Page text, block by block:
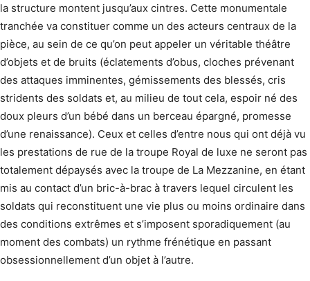
la structure montent jusqu’aux cintres. Cette monumentale
tranchée va constituer comme un des acteurs centraux de la
pièce, au sein de ce qu’on peut appeler un véritable théâtre
d’objets et de bruits (éclatements d’obus, cloches prévenant
des attaques imminentes, gémissements des blessés, cris
stridents des soldats et, au milieu de tout cela, espoir né des
doux pleurs d’un bébé dans un berceau épargné, promesse
d’une renaissance). Ceux et celles d’entre nous qui ont déjà vu
les prestations de rue de la troupe Royal de luxe ne seront pas
totalement dépaysés avec la troupe de La Mezzanine, en étant
mis au contact d’un bric-à-brac à travers lequel circulent les
soldats qui reconstituent une vie plus ou moins ordinaire dans
des conditions extrêmes et s’imposent sporadiquement (au
moment des combats) un rythme frénétique en passant
obsessionnellement d’un objet à l’autre.